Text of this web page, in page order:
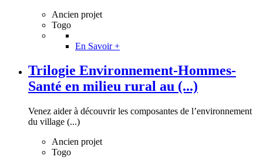
Ancien projet
Togo
En Savoir +
Trilogie Environnement-Hommes-
Santé en milieu rural au (...)
Venez aider à découvrir les composantes de l’environnement
du village (...)
Ancien projet
Togo